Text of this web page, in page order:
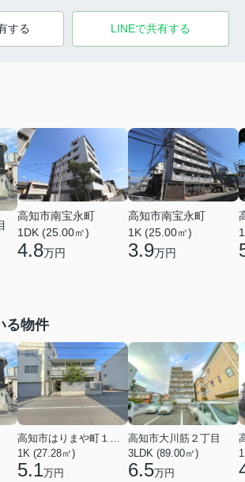
する LINEで共有する
高知市南宝永町
1DK (25.00㎡)
4.8万円
高知市南宝永町
1K (25.00㎡)
3.9万円
る物件
高知市はりまや町１丁目
1K (27.28㎡)
5.1万円
高知市大川筋２丁目
3LDK (89.00㎡)
6.5万円